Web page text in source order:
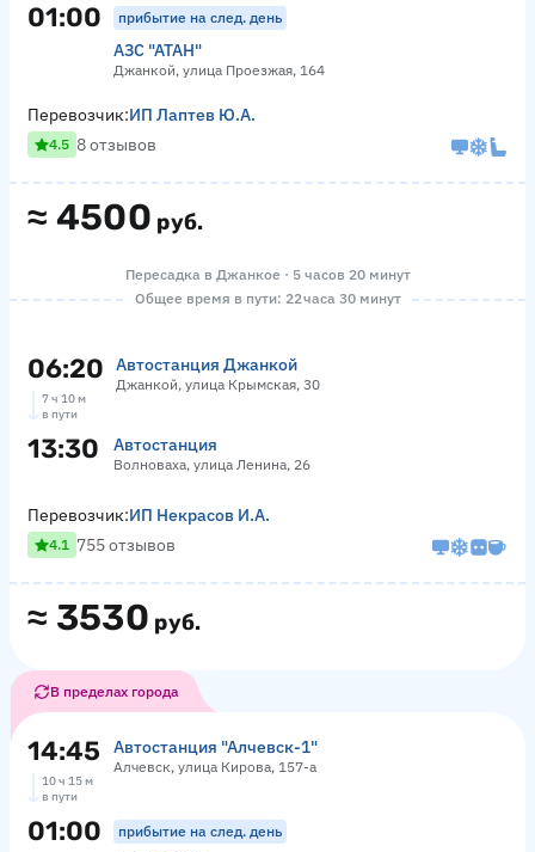
01:00 прибытие на след. день
АЗС "АТАН"
Джанкой, улица Проезжая, 164
≈ 4500 руб.
Перевозчик:ИП Лаптев Ю.А.
4.5 8 отзывов
Пересадка в Джанкое · 5 часов 20 минут
Общее время в пути: 22 часа 30 минут
06:20 Автостанция Джанкой
Джанкой, улица Крымская, 30
7 ч 10 м
в пути
13:30 Автостанция
Волноваха, улица Ленина, 26
≈ 3530 руб.
Перевозчик:ИП Некрасов И.А.
4.1 755 отзывов
В пределах города
14:45 Автостанция "Алчевск-1"
Алчевск, улица Кирова, 157-а
10 ч 15 м
в пути
01:00 прибытие на след. день